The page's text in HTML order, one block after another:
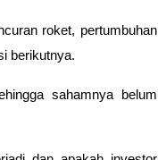
roket, pertumbuhan
berikutnya.
sahamnya belum